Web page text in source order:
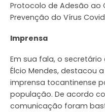
Protocolo de Adesão ao
Prevenção do Vírus
Imprensa
Em sua fala, o
Élcio Mendes, destacou
imprensa tocantinense
população. De acordo
comunicação foram